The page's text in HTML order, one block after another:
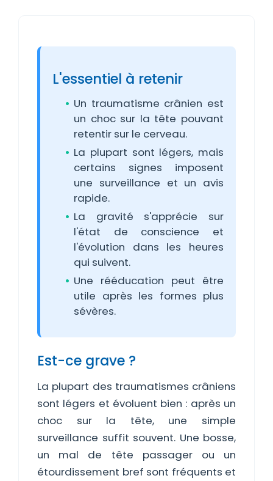
L'essentiel à retenir
Un traumatisme crânien est
un choc sur la tête pouvant
retentir sur le cerveau.
La plupart sont légers, mais
certains signes imposent
une surveillance et un avis
rapide.
La gravité s'apprécie sur
l'état de conscience et
l'évolution dans les heures
qui suivent.
Une rééducation peut être
utile après les formes plus
sévères.
Est-ce grave ?
La plupart des traumatismes crâniens
sont légers et évoluent bien : après un
choc sur la tête, une simple
surveillance suffit souvent. Une bosse,
un mal de tête passager ou un
étourdissement bref sont fréquents et